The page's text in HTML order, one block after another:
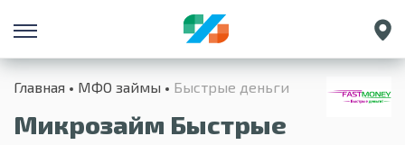
Санкт-Петербург
Екатеринбург
Краснодар
Главная МФО займы Быстрые деньги
Микрозайм Быстрые